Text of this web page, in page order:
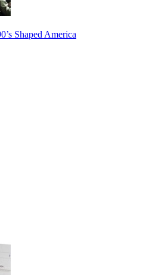
Shaped America